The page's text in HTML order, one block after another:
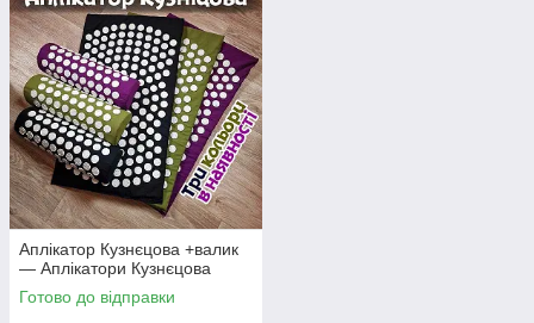
Аплікатор Кузнєцова +валик
— Аплікатори Кузнєцова
Готово до відправки